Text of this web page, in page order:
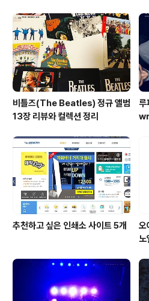
비틀즈(The Beatles) 정규 앨범
13장 리뷰와 컬렉션 정리
추천하고 싶은 인쇄소 사이트 5개
오
노